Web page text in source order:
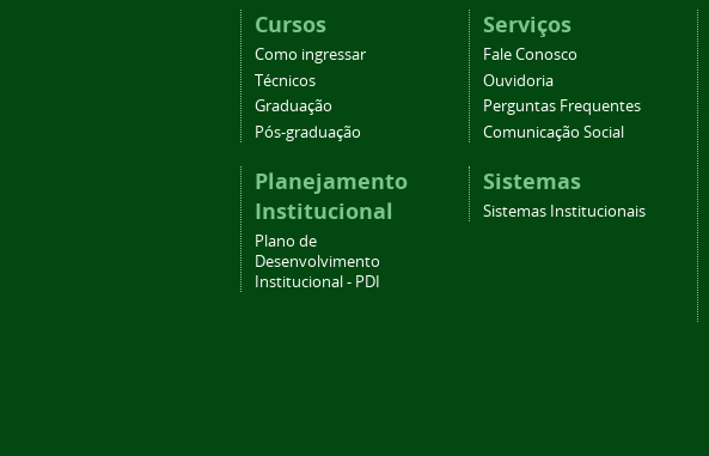
Cursos
Como ingressar
Técnicos
Graduação
Pós-graduação
Planejamento
Institucional
Plano de
Desenvolvimento
Institucional - PDI
Serviços
Fale Conosco
Ouvidoria
Perguntas Frequentes
Comunicação Social
Sistemas
Sistemas Institucionais